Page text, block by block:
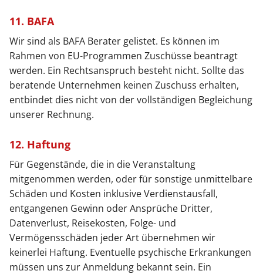
11. BAFA
Wir sind als BAFA Berater gelistet. Es können im
Rahmen von EU-Programmen Zuschüsse beantragt
werden. Ein Rechtsanspruch besteht nicht. Sollte das
beratende Unternehmen keinen Zuschuss erhalten,
entbindet dies nicht von der vollständigen Begleichung
unserer Rechnung.
12. Haftung
Für Gegenstände, die in die Veranstaltung
mitgenommen werden, oder für sonstige unmittelbare
Schäden und Kosten inklusive Verdienstausfall,
entgangenen Gewinn oder Ansprüche Dritter,
Datenverlust, Reisekosten, Folge- und
Vermögensschäden jeder Art übernehmen wir
keinerlei Haftung. Eventuelle psychische Erkrankungen
müssen uns zur Anmeldung bekannt sein. Ein